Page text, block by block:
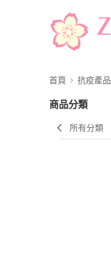
首頁 抗疫產品
商品分類
所有分類